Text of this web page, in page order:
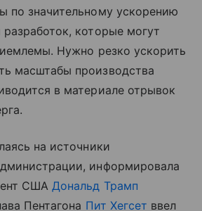
по значительному ускорению
которые могут
Нужно резко ускорить
масштабы производства
в материале отрывок
на источники
информировала
СШАДональд Трамп
Пентагона Пит Хегсет ввел